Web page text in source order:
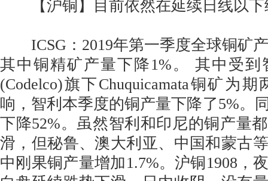
【沪铜】目前依然在延续日线以下
ICSG：2019年第一季度全球铜矿产
其中铜精矿产量下降1%。 其中受到
(Codelco)旗下Chuquicamata铜矿为
响，智利本季度的铜产量下降了5%。
下降52%。虽然智利和印尼的铜产量
滑，但秘鲁、澳大利亚、中国和蒙古
中刚果铜产量增加1.7%。沪铜1908，